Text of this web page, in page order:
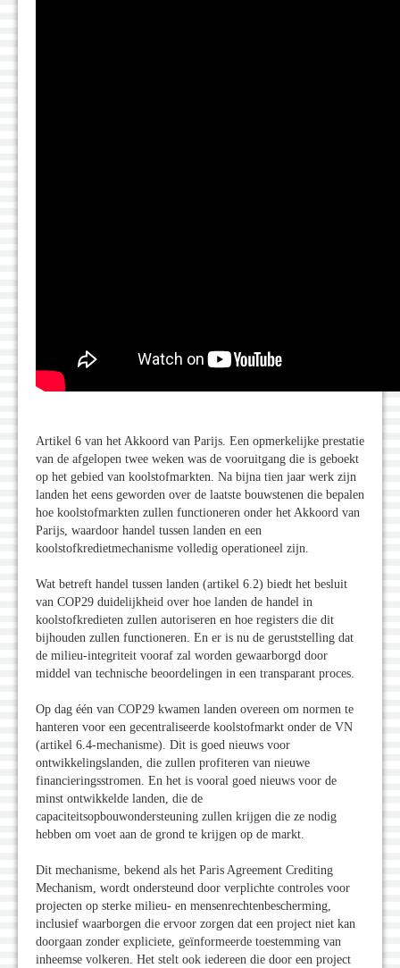
Artikel 6 van het Akkoord van Parijs. Een opmerkelijke prestatie
van de afgelopen twee weken was de vooruitgang die is geboekt
op het gebied van koolstofmarkten. Na bijna tien jaar werk zijn
landen het eens geworden over de laatste bouwstenen die bepalen
hoe koolstofmarkten zullen functioneren onder het Akkoord van
Parijs, waardoor handel tussen landen en een
koolstofkredietmechanisme volledig operationeel zijn.
Wat betreft handel tussen landen (artikel 6.2) biedt het besluit
van COP29 duidelijkheid over hoe landen de handel in
koolstofkredieten zullen autoriseren en hoe registers die dit
bijhouden zullen functioneren. En er is nu de geruststelling dat
de milieu-integriteit vooraf zal worden gewaarborgd door
middel van technische beoordelingen in een transparant proces.
Op dag één van COP29 kwamen landen overeen om normen te
hanteren voor een gecentraliseerde koolstofmarkt onder de VN
(artikel 6.4-mechanisme). Dit is goed nieuws voor
ontwikkelingslanden, die zullen profiteren van nieuwe
financieringsstromen. En het is vooral goed nieuws voor de
minst ontwikkelde landen, die de
capaciteitsopbouwondersteuning zullen krijgen die ze nodig
hebben om voet aan de grond te krijgen op de markt.
Dit mechanisme, bekend als het Paris Agreement Crediting
Mechanism, wordt ondersteund door verplichte controles voor
projecten op sterke milieu- en mensenrechtenbescherming,
inclusief waarborgen die ervoor zorgen dat een project niet kan
doorgaan zonder expliciete, geïnformeerde toestemming van
inheemse volkeren. Het stelt ook iedereen die door een project